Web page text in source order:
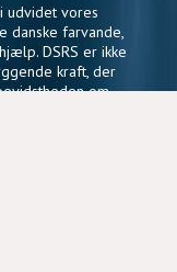
udvidet vores
danske farvande,
DSRS er ikke
kraft, der
om